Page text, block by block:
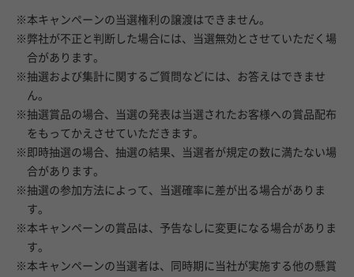
※本キャンペーンの当選権利の譲渡はできません。
※弊社が不正と判断した場合には、当選無効とさせていただく場
合があります。
※抽選および集計に関するご質問などには、お答えはできませ
ん。
※抽選賞品の場合、当選の発表は当選されたお客様への賞品配布
をもってかえさせていただきます。
※即時抽選の場合、抽選の結果、当選者が規定の数に満たない場
合があります。
※抽選の参加方法によって、当選確率に差が出る場合がありま
す。
※本キャンペーンの賞品は、予告なしに変更になる場合がありま
す。
※本キャンペーンの当選者は、同時期に当社が実施する他の懸賞